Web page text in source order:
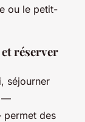
ou le petit-
réserver
séjourner
—
permet des